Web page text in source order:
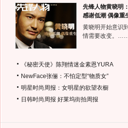
先锋人物黄晓明：
感谢低潮 偶像重
黄晓明开始意识
情需要改变。
《秘密天使》陈翔情迷金素恩YURA
NewFace张俪：不怕定型“物质女”
明星时尚周报：女明星的欲望衣橱
日韩时尚周报 好莱坞街拍周报